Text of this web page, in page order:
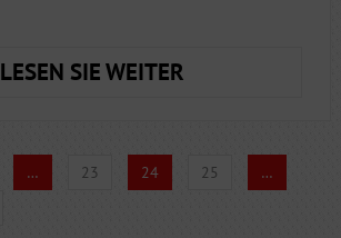
LESEN SIE WEITER11
… 23 24 25
…